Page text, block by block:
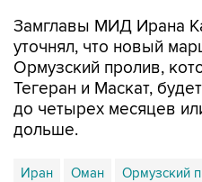
Замглавы МИД Ирана
уточнял, что новый
Ормузский пролив,
Тегеран и Маскат,
до четырех месяцев
дольше.
Иран Оман Ормузский